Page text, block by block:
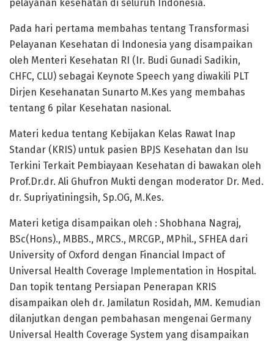
pelayanan kesehatan di seluruh Indonesia.
Pada hari pertama membahas tentang Transformasi
Pelayanan Kesehatan di Indonesia yang disampaikan
oleh Menteri Kesehatan RI (Ir. Budi Gunadi Sadikin,
CHFC, CLU) sebagai Keynote Speech yang diwakili PLT
Dirjen Kesehanatan Sunarto M.Kes yang membahas
tentang 6 pilar Kesehatan nasional.
Materi kedua tentang Kebijakan Kelas Rawat Inap
Standar (KRIS) untuk pasien BPJS Kesehatan dan Isu
Terkini Terkait Pembiayaan Kesehatan di bawakan oleh
Prof.Dr.dr. Ali Ghufron Mukti dengan moderator Dr. Med.
dr. Supriyatiningsih, Sp.OG, M.Kes.
Materi ketiga disampaikan oleh : Shobhana Nagraj,
BSc(Hons)., MBBS., MRCS., MRCGP., MPhil., SFHEA dari
University of Oxford dengan Financial Impact of
Universal Health Coverage Implementation in Hospital.
Dan topik tentang Persiapan Penerapan KRIS
disampaikan oleh dr. Jamilatun Rosidah, MM. Kemudian
dilanjutkan dengan pembahasan mengenai Germany
Universal Health Coverage System yang disampaikan